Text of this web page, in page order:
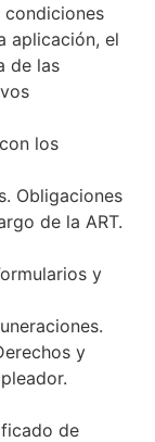
condiciones
aplicación, el
de las
los
Obligaciones
de la ART.
y
y
de